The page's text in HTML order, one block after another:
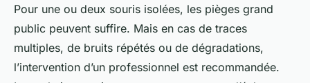
Pour une ou deux souris isolées, les pièges grand
public peuvent suffire. Mais en cas de traces
multiples, de bruits répétés ou de dégradations,
l’intervention d’un professionnel est recommandée.